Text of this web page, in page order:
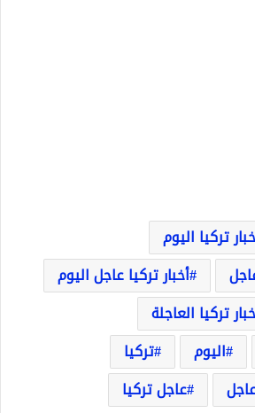
تركيا اليوم
أخبار تركيا عاجل اليوم
تركيا العاجلة
اليوم
تركيا
عاجل تركيا